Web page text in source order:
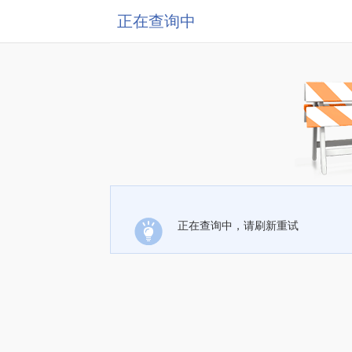
正在查询中
正在查询中，请刷新重试